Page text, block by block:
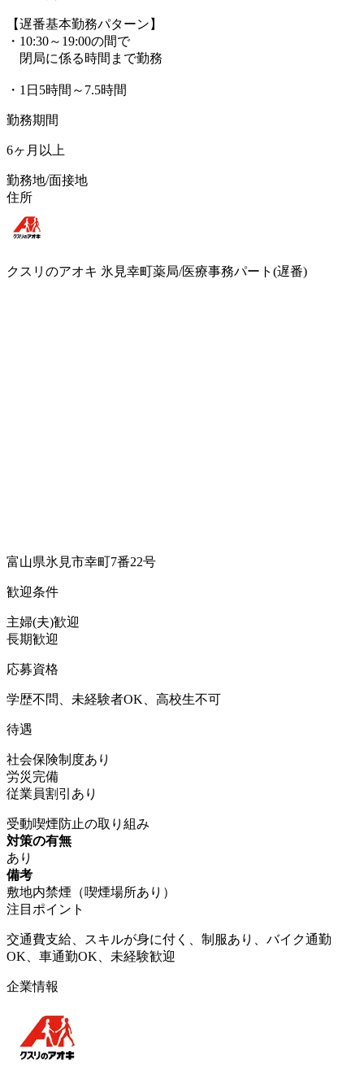
【遅番基本勤務パターン】
・10:30～19:00の間で
閉局に係る時間まで勤務
・1日5時間～7.5時間
勤務期間
6ヶ月以上
勤務地/面接地
住所
クスリのアオキ 氷見幸町薬局/医療事務パート(遅番)
富山県氷見市幸町7番22号
歓迎条件
主婦(夫)歓迎
長期歓迎
応募資格
学歴不問、未経験者OK、高校生不可
待遇
社会保険制度あり
労災完備
従業員割引あり
受動喫煙防止の取り組み
対策の有無
あり
備考
敷地内禁煙（喫煙場所あり）
注目ポイント
交通費支給、スキルが身に付く、制服あり、バイク通勤
OK、車通勤OK、未経験歓迎
企業情報